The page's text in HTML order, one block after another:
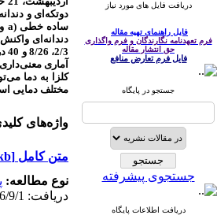
دریافت فایل های مورد نیاز
فایل راهنمای تهیه مقاله
فرم تعهدنامه نگارندگان و فرم واگذاری
حق انتشار مقاله
فایل فرم تعارض منافع
جستجو در پایگاه
جستجوی پیشرفته
دریافت اطلاعات پایگاه
دوتکه‌ای و
ساده خطی (a و
دندانه‌ای
آماری
کلزا به دما
مختلف دمایی
واژه‌های
متن کامل [PDF 329 kb]
نوع مطالعه:
دریافت: 1396/9/1 | پذیرش: 1396/9/1 | انتشار: 1396/9/1